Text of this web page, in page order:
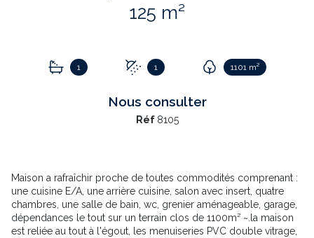
125 m²
1 1 1101 m²
Nous consulter
Réf 8105
Maison a rafraîchir proche de toutes commodités comprenant :
une cuisine E/A, une arrière cuisine, salon avec insert, quatre
chambres, une salle de bain, wc, grenier aménageable, garage,
dépendances le tout sur un terrain clos de 1100m² ~.la maison
est reliée au tout à l'égout, les menuiseries PVC double vitrage,